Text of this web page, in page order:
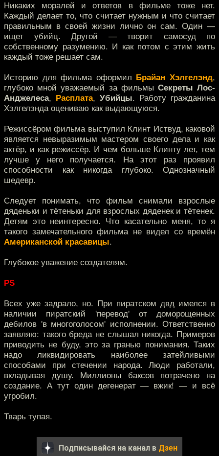
Никаких моралей и ответов в фильме тоже нет.
Каждый делает то, что считает нужным и что считает
правильным в своей жизни лично он сам. Один —
ищет убийц. Другой — творит самосуд по
собственному разумению. И как потом с этим жить
каждый тоже решает сам.
Историю для фильма оформил Брайан Хэлгелэнд,
глубоко мной уважаемый за фильмы Секреты Лос-
Анджелеса, Расплата, Убийцы. Работу гражданина
Хэлгелэнда оцениваю как выдающуюся.
Режиссёром фильма выступил Клинт Иствуд, каковой
является невыразимым мастером своего дела и как
актёр, и как режиссёр. И чем больше Клинту лет, тем
лучше у него получается. На этот раз проявил
способности как никогда глубоко. Однозначный
шедевр.
Следует понимать, что фильм снимали взрослые
дяденьки и тётеньки для взрослых дяденек и тётенек.
Детям это неинтересно. Что касательно меня, то я
такого замечательного фильма не видел со времён
Американской красавицы.
Глубокое уважение создателям.
PS
Всех уже задрало, но. При пиратском двд имелся в
наличии пиратский 'перевод' от доморощенных
дебилов 'в многоголосом' исполнении. Ответственно
заявляю: такого бреда не слышал никогда. Примеров
приводить не буду, это за гранью понимания. Таких
надо ликвидировать наиболее затейливыми
способами при стечении народа. Люди работали,
вкладывая душу. Миллионы баксов потрачено на
создание. А тут один дегенерат — вжик! — и всё
угробил.
Тварь тупая.
Подписывайся на канал в Дзен